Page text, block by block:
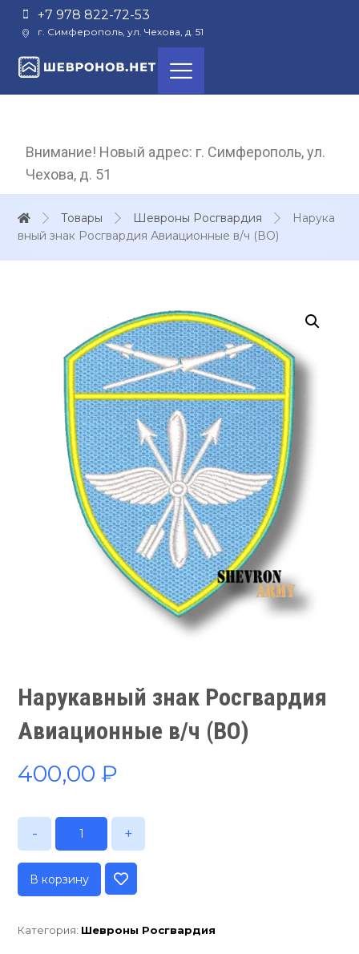
+7 978 822-72-53
г. Симферополь, ул. Чехова, д. 51
Внимание! Новый адрес: г. Симферополь, ул.
Чехова, д. 51
Товары Шевроны Росгвардия
Нарука
вный знак Росгвардия Авиационные в/ч (ВО)
Нарукавный знак Росгвардия
Авиационные в/ч (ВО)
400,00₽
- +
В корзину
Категория: Шевроны Росгвардия